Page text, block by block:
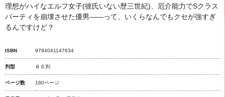
理想がハイなエルフ女子(彼氏いない歴三世紀)、厄介能力でSクラス
パーティを崩壊させた優男――って、いくらなんでもクセが強すぎ
るんですけど？
ISBN 9784041147634
判型 Ｂ６判
ページ数 180ページ